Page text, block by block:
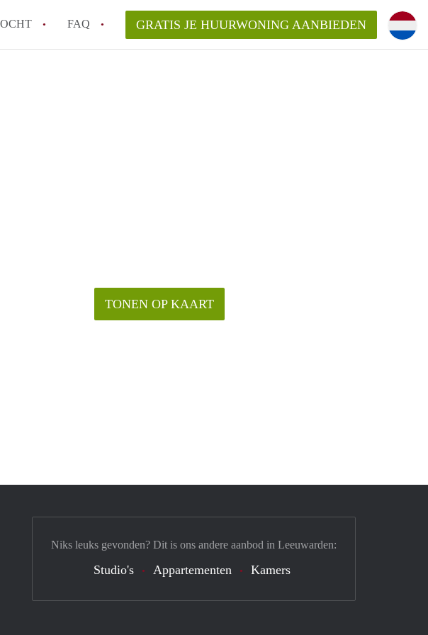
FAQ GRATIS JE HUURWONING AANBIEDEN
TONEN OP KAART
Niks leuks gevonden? Dit is ons andere aanbod in Leeuwarden:
Studio's Appartementen Kamers